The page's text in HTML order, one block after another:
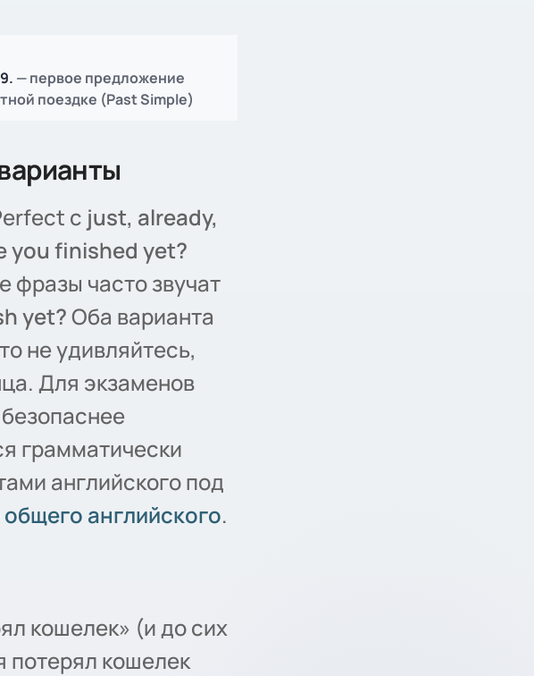
— первое предложение
поездке (Past Simple)
с just, already,
you finished yet?
фразы часто звучат
yet?Оба варианта
не удивляйтесь,
Для экзаменов
грамматически
английского под
английского.
кошелек» (и до сих
потерял кошелек